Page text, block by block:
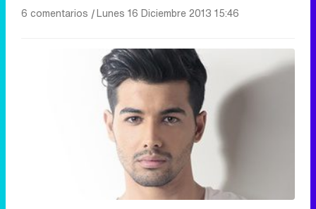
6 comentarios |Lunes 16 Diciembre 2013 15:46